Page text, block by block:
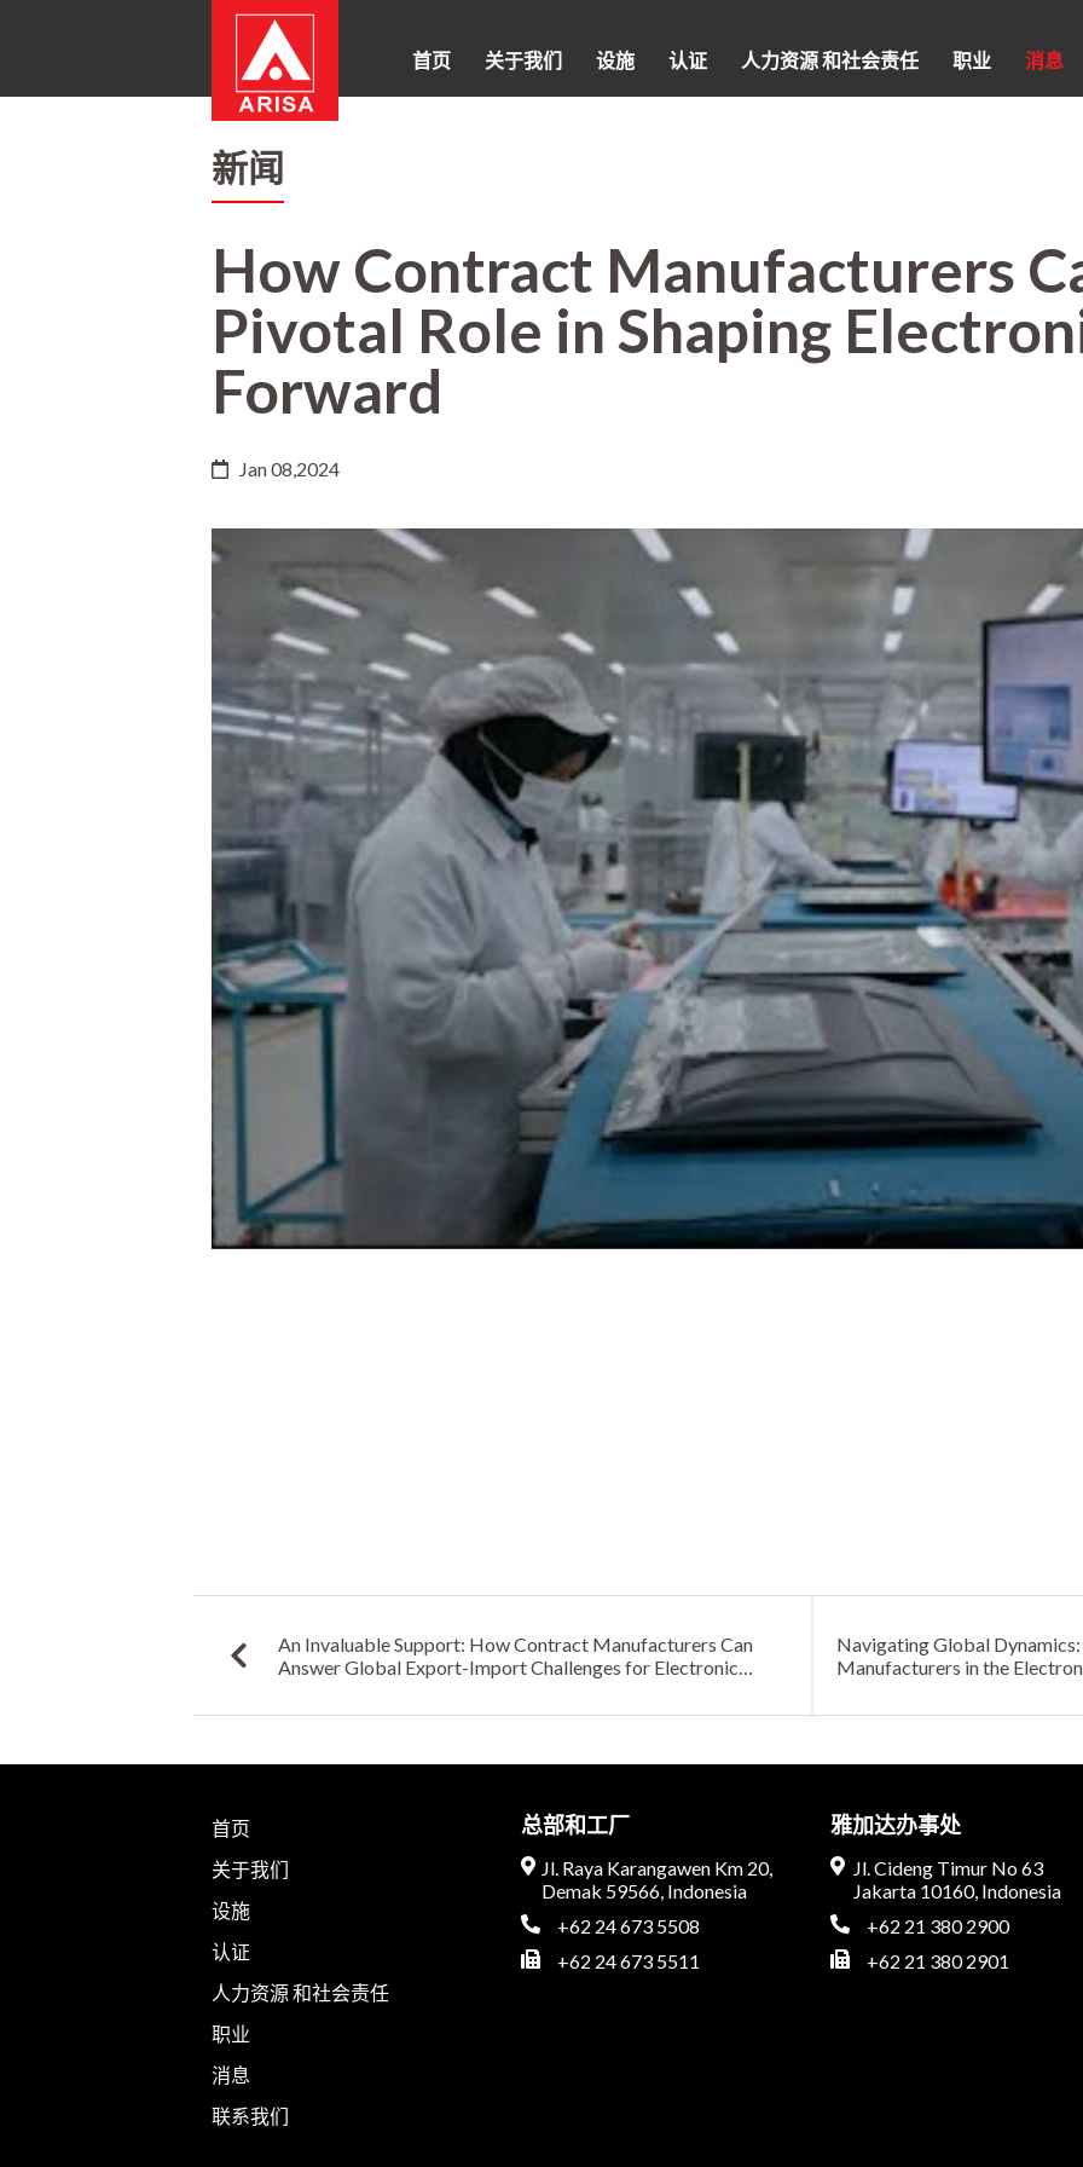
首页 关于我们 设施 认证 人力资源 和社会责任 职业 消息
新闻
How Contract Manufacturers
Pivotal Role in Shaping
Forward
Jan 08,2024
An Invaluable Support: How Contract Manufacturers Can
Answer Global Export-Import Challenges for Electronic
Navigating Global
Manufacturers in the
首页
关于我们
设施
认证
人力资源 和社会责任
职业
消息
联系我们
总部和工厂
Jl. Raya Karangawen Km 20,
Demak 59566, Indonesia
+62 24 673 5508
+62 24 673 5511
雅加达办事处
Jl. Cideng Timur No 63
Jakarta 10160, Indonesia
+62 21 380 2900
+62 21 380 2901